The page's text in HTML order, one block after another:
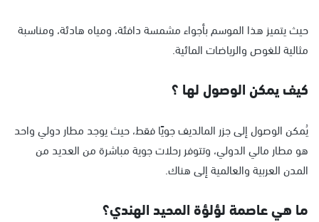
حيث يتميز هذا الموسم بأجواء مشمسة دافئة، ومياه هادئة، ومناسبة
مثالية للغوص والرياضات المائية.
كيف يمكن الوصول لها ؟
يُمكن الوصول إلى جزر المالديف جويًا فقط، حيث يوجد مطار دولي واحد
هو مطار مالي الدولي، وتتوفر رحلات جوية مباشرة من العديد من
المدن العربية والعالمية إلى هناك.
ما هي عاصمة لؤلؤة المحيد الهندي؟